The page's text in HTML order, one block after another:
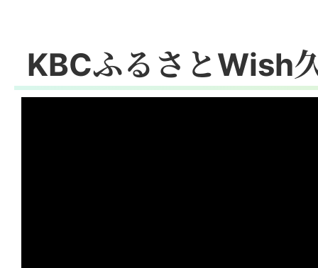
KBCふるさとWish